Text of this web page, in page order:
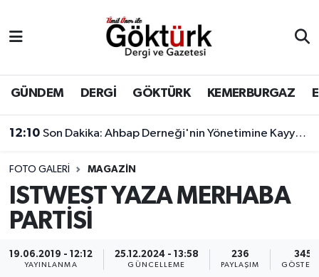
GÜNDEM DERGİ GÖKTÜRK KEMERBURGAZ
11:17 Çağatay Ulusoy'un yeni görünümü sosyal medyada gündem yarattı
FOTO GALERI MAGAZIN
ISTWEST YAZA MERHABA
PARTİSİ
19.06.2019 - 12:12
YAYINLANMA
25.12.2024 - 13:58
GÜNCELLEME
236
PAYLAŞIM
345
BİLİM
DERGİ
DÜNYA
EĞİTİM
Eyüpsultan Hava Durumu
Eyüpsultan Trafik Yoğunluk Haritası
Süper Lig Puan Durumu ve Fikstür
Tüm Manşetler
Son Dakika Haberleri